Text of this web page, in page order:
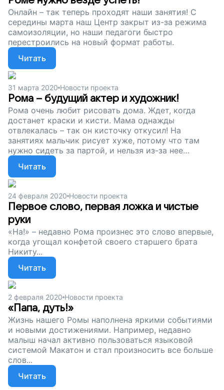
Онлайн – так теперь проходят наши занятия! С
середины марта наш Центр закрыт из-за режима
самоизоляции, но наши педагоги быстро
перестроились на новый формат работы.
Читать
31 марта 2020 Новости проекта
Рома – будущий актер и художник!
Рома очень любит рисовать дома. Ждет, когда
достанет краски и кисти. Мама однажды
отвлекалась – так он кисточку откусил! На
занятиях мальчик рисует хуже, потому что там
нужно сидеть за партой, и нельзя из-за нее
выходить во время занятия, а Рома очень любит
свободу. Но он справляется!
Читать
24 февраля 2020 Новости проекта
Первое слово, первая ложка и чистые
руки
«На!» – недавно Рома произнес это слово впервые,
когда угощал конфетой своего старшего брата
Никиту...
Читать
2 февраля 2020 Новости проекта
«Папа, дуть!»
Жизнь нашего Ромы наполнена яркими событиями
и новыми достижениями. Например, недавно
малыш начал активно пользоваться языковой
системой Макатон и стал произносить все больше
слов...
Читать